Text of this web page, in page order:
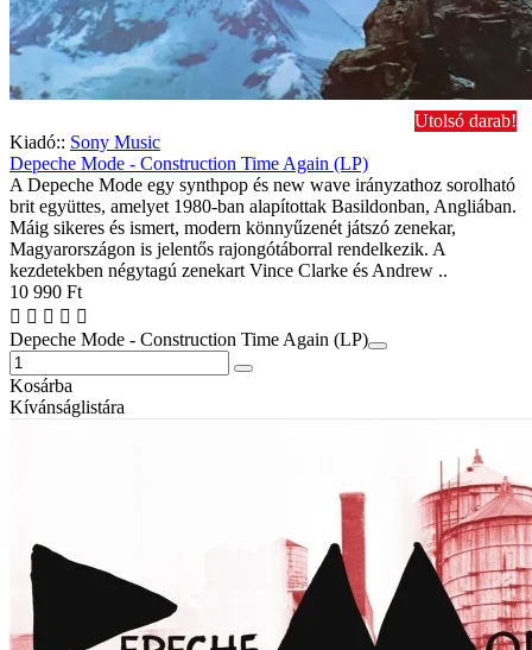
Utolsó darab!
Kiadó:: Sony Music
Depeche Mode - Construction Time Again (LP)
A Depeche Mode egy synthpop és new wave irányzathoz sorolható
brit együttes, amelyet 1980-ban alapítottak Basildonban, Angliában.
Máig sikeres és ismert, modern könnyűzenét játszó zenekar,
Magyarországon is jelentős rajongótáborral rendelkezik. A
kezdetekben négytagú zenekart Vince Clarke és Andrew ..
10 990 Ft
Depeche Mode - Construction Time Again (LP)
Kosárba
Kívánságlistára